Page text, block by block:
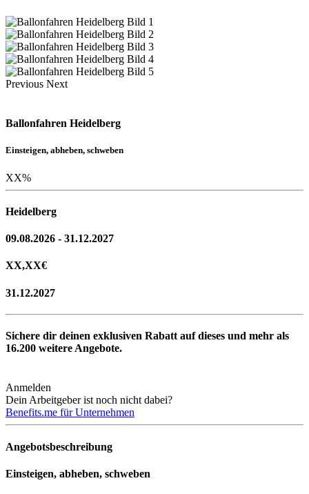
Previous Next
Ballonfahren Heidelberg
Einsteigen, abheben, schweben
XX%
Heidelberg
09.08.2026 - 31.12.2027
XX,XX€
31.12.2027
Sichere dir deinen exklusiven Rabatt auf dieses und mehr als
16.200 weitere Angebote.
Anmelden
Dein Arbeitgeber ist noch nicht dabei?
Benefits.me für Unternehmen
Angebotsbeschreibung
Einsteigen, abheben, schweben